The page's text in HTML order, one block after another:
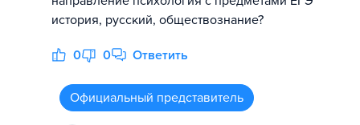
история, русский, обществознание?
0 0 Ответить
Официальный представитель